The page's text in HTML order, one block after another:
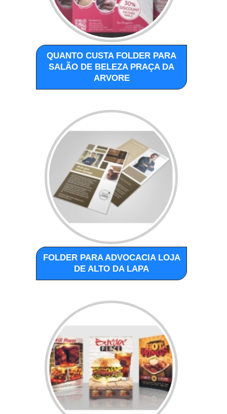
QUANTO CUSTA FOLDER PARA
SALÃO DE BELEZA PRAÇA DA
ARVORE
FOLDER PARA ADVOCACIA LOJA
DE ALTO DA LAPA